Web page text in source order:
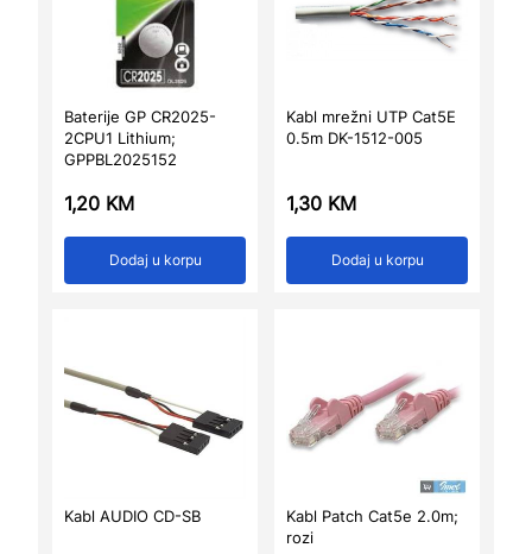
Baterije GP CR2025-
2CPU1 Lithium;
GPPBL2025152
1,20 KM
Dodaj u korpu
Kabl mrežni UTP Cat5E
0.5m DK-1512-005
1,30 KM
Dodaj u korpu
Kabl AUDIO CD-SB
Kabl Patch Cat5e 2.0m;
rozi